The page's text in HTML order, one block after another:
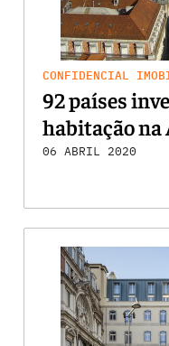
CONFIDENCIAL
92 países
habitação na
06 ABRIL 2020